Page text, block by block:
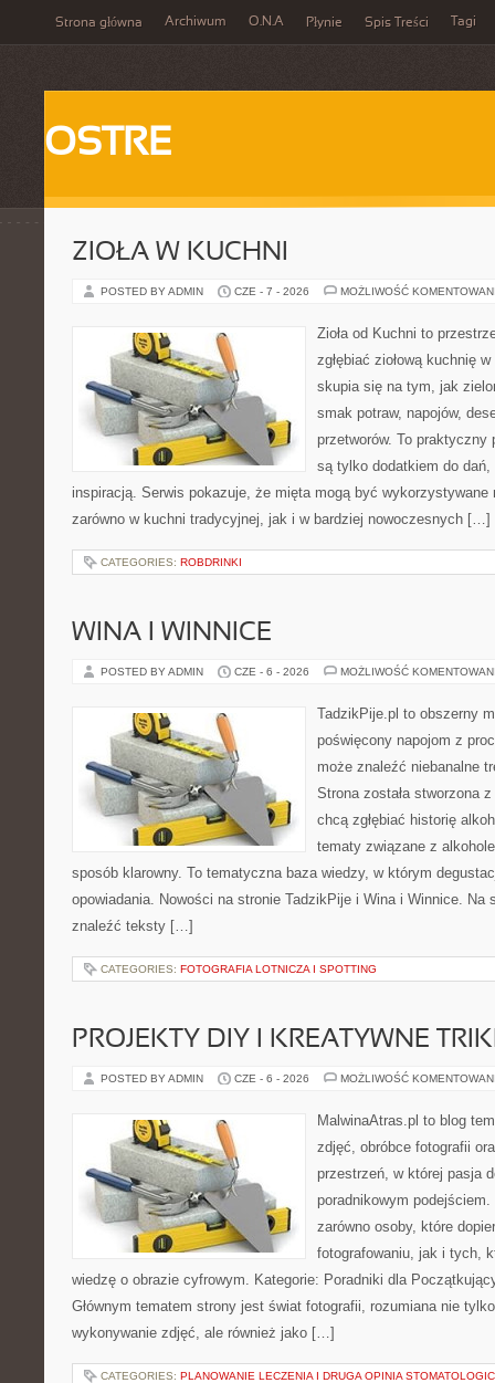
Strona główna Archiwum O.N.A Płynie Spis Treści Tagi
OSTRE
ZIOŁA W KUCHNI
POSTED BY ADMIN CZE - 7 - 2026 MOŻLIWOŚĆ
Zioła od Kuchni to
zgłębiać ziołową kuchnię
skupia się na tym, jak
smak potraw, napojów,
przetworów. To praktyczny
są tylko dodatkiem do dań,
inspiracją. Serwis pokazuje, że mięta mogą być wykorzystywane
zarówno w kuchni tradycyjnej, jak i w bardziej nowoczesnych […]
CATEGORIES: ROBDRINKI
WINA I WINNICE
POSTED BY ADMIN CZE - 6 - 2026 MOŻLIWOŚĆ
TadzikPije.pl to obszerny
poświęcony napojom z
może znaleźć niebanalne
Strona została stworzona
chcą zgłębiać historię
tematy związane z
sposób klarowny. To tematyczna baza wiedzy, w którym
opowiadania. Nowości na stronie TadzikPije i Wina i Winnice. Na
znaleźć teksty […]
CATEGORIES: FOTOGRAFIA LOTNICZA I SPOTTING
PROJEKTY DIY I KREATYWNE
POSTED BY ADMIN CZE - 6 - 2026 MOŻLIWOŚĆ
MalwinaAtras.pl to blog
zdjęć, obróbce fotografii
przestrzeń, w której pasja
poradnikowym
zarówno osoby, które
fotografowaniu, jak i tych,
wiedzę o obrazie cyfrowym. Kategorie: Poradniki dla
Głównym tematem strony jest świat fotografii, rozumiana nie
wykonywanie zdjęć, ale również jako […]
CATEGORIES: PLANOWANIE LECZENIA I DRUGA OPINIA